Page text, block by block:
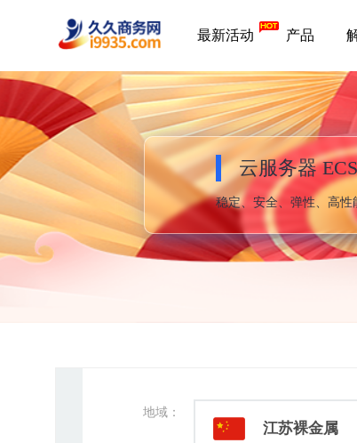
最新活动 产品
云服务器 ECS
稳定、安全、弹性、高
地域：
江苏裸金属